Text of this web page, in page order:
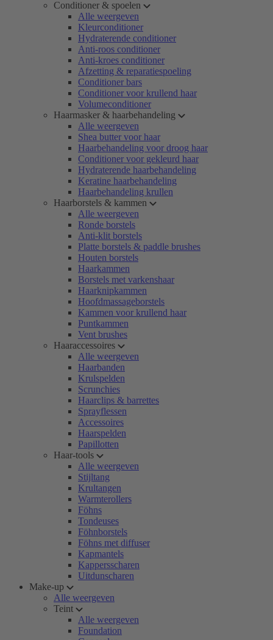
Conditioner & spoelen
Alle weergeven
Kleurconditioner
Hydraterende conditioner
Anti-roos conditioner
Anti-kroes conditioner
Afzetting & reparatiespoeling
Conditioner bars
Conditioner voor krullend haar
Volumeconditioner
Haarmasker & haarbehandeling
Alle weergeven
Shea butter voor haar
Haarbehandeling voor droog haar
Conditioner voor gekleurd haar
Hydraterende haarbehandeling
Keratine haarbehandeling
Haarbehandeling krullen
Haarborstels & kammen
Alle weergeven
Ronde borstels
Anti-klit borstels
Platte borstels & paddle brushes
Houten borstels
Haarkammen
Borstels met varkenshaar
Haarknipkammen
Hoofdmassageborstels
Kammen voor krullend haar
Puntkammen
Vent brushes
Haaraccessoires
Alle weergeven
Haarbanden
Krulspelden
Scrunchies
Haarclips & barrettes
Sprayflessen
Accessoires
Haarspelden
Papillotten
Haar-tools
Alle weergeven
Stijltang
Krultangen
Warmterollers
Föhns
Tondeuses
Föhnborstels
Föhns met diffuser
Kapmantels
Kappersscharen
Uitdunscharen
Make-up
Alle weergeven
Teint
Alle weergeven
Foundation